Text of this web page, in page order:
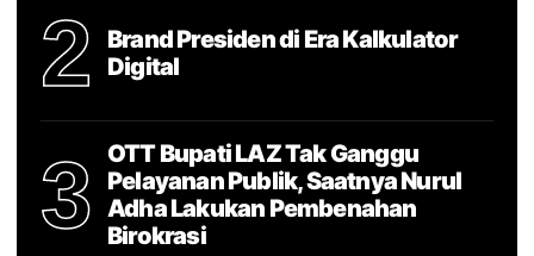
2
Brand Presiden di Era Kalkulator
Digital
3
OTT Bupati LAZ Tak Ganggu
Pelayanan Publik, Saatnya Nurul
Adha Lakukan Pembenahan
Birokrasi